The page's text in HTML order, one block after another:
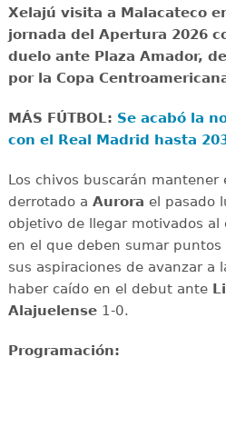
Xelajú visita a Malacateco
jornada del Apertura 2026
duelo ante Plaza Amador,
por la Copa
MÁS FÚTBOL: Se acabó la
con el Real Madrid hasta
Los chivos buscarán
derrotado a Aurora el pasado
objetivo de llegar motivados al
en el que deben sumar
sus aspiraciones de avanzar a
haber caído en el debut ante
Alajuelense1-0.
Programación: